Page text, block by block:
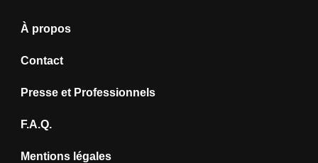
À propos
Contact
Presse et Professionnels
F.A.Q.
Mentions légales